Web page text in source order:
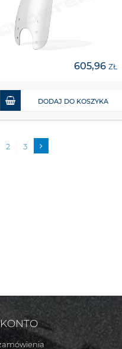
605,96 ZŁ
DODAJ DO KOSZYKA
2 3